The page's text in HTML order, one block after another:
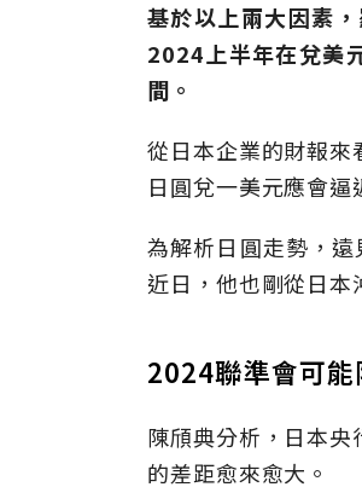
基於以上兩大因素
2024上半年在兌美
間。
從日本企業的財報
日圓兌一美元應會
為解析日圓走勢，
近日，他也剛從日本
2024聯準會可能
陳頎典分析，日本
的差距愈來愈大。